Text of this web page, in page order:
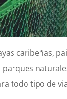
caribeñas,
todo tipo de